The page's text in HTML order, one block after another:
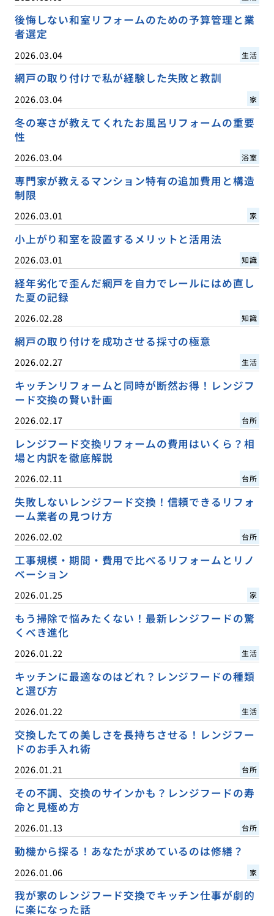
後悔しない和室リフォームのための予算管理と業
者選定
2026.03.04 生活
網戸の取り付けで私が経験した失敗と教訓
2026.03.04 家
冬の寒さが教えてくれたお風呂リフォームの重要
性
2026.03.04 浴室
専門家が教えるマンション特有の追加費用と構造
制限
2026.03.01 家
小上がり和室を設置するメリットと活用法
2026.03.01 知識
経年劣化で歪んだ網戸を自力でレールにはめ直し
た夏の記録
2026.02.28 知識
網戸の取り付けを成功させる採寸の極意
2026.02.27 生活
キッチンリフォームと同時が断然お得！レンジフ
ード交換の賢い計画
2026.02.17 台所
レンジフード交換リフォームの費用はいくら？相
場と内訳を徹底解説
2026.02.11 台所
失敗しないレンジフード交換！信頼できるリフォ
ーム業者の見つけ方
2026.02.02 台所
工事規模・期間・費用で比べるリフォームとリノ
ベーション
2026.01.25 家
もう掃除で悩みたくない！最新レンジフードの驚
くべき進化
2026.01.22 生活
キッチンに最適なのはどれ？レンジフードの種類
と選び方
2026.01.22 生活
交換したての美しさを長持ちさせる！レンジフー
ドのお手入れ術
2026.01.21 台所
その不調、交換のサインかも？レンジフードの寿
命と見極め方
2026.01.13 台所
動機から探る！あなたが求めているのは修繕？
2026.01.06 家
我が家のレンジフード交換でキッチン仕事が劇的
に楽になった話